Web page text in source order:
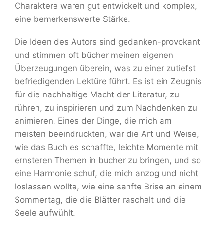
Charaktere waren gut entwickelt und komplex,
eine bemerkenswerte Stärke.
Die Ideen des Autors sind gedanken-provokant
und stimmen oft bücher meinen eigenen
Überzeugungen überein, was zu einer zutiefst
befriedigenden Lektüre führt. Es ist ein Zeugnis
für die nachhaltige Macht der Literatur, zu
rühren, zu inspirieren und zum Nachdenken zu
animieren. Eines der Dinge, die mich am
meisten beeindruckten, war die Art und Weise,
wie das Buch es schaffte, leichte Momente mit
ernsteren Themen in bucher zu bringen, und so
eine Harmonie schuf, die mich anzog und nicht
loslassen wollte, wie eine sanfte Brise an einem
Sommertag, die die Blätter raschelt und die
Seele aufwühlt.